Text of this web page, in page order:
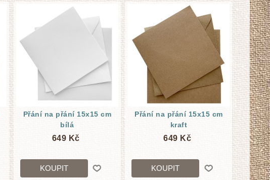
Přání na přání 15x15 cm
bílá
649 Kč
KOUPIT
Přání na přání 15x15 cm
kraft
649 Kč
KOUPIT